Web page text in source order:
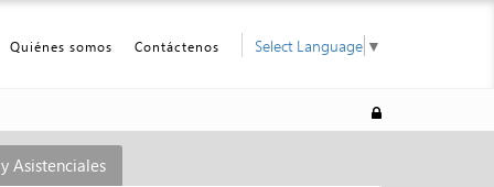
Quiénes somos Contáctenos Select Language ▼
Asistenciales